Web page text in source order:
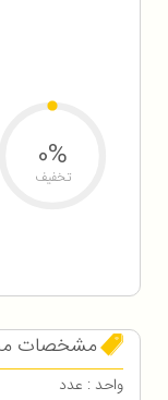
0%
تخفیف
مشخصات
واحد : عدد